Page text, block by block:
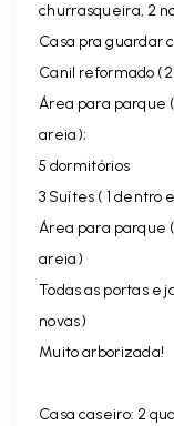
churrasqueira, 2
Casa pra guardar
Canil reformado
Área para parque
areia);
5 dormitórios
3 Suítes ( 1 dentro
Área para parque
areia)
Todas as portas e
novas)
Muito arborizada!
Casa caseiro: 2